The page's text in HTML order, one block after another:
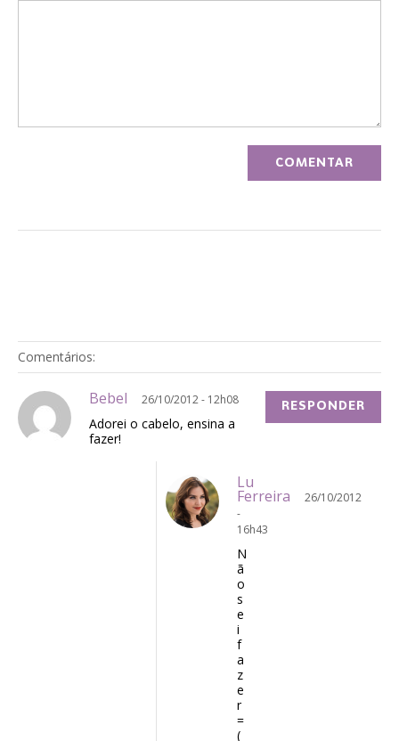
Comentários:
Bebel 26/10/2012 - 12h08
Adorei o cabelo, ensina a
fazer!
RESPONDER
Lu
Ferreira
26/10/2012
-
16h43
N
ã
o
s
e
i
f
a
z
e
r
=
(